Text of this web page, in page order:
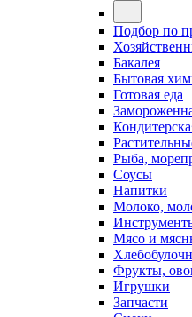
Подбор по
Бакалея
Бытовая
Готовая еда
Рыба,
Соусы
Напитки
Молоко,
Мясо и
Фрукты,
Игрушки
Запчасти